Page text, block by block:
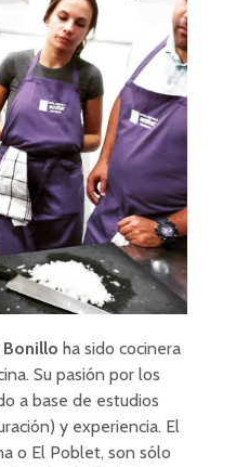
Bonillo ha sido cocinera
Su pasión por los
a base de estudios
y experiencia. El
o El Poblet, son sólo